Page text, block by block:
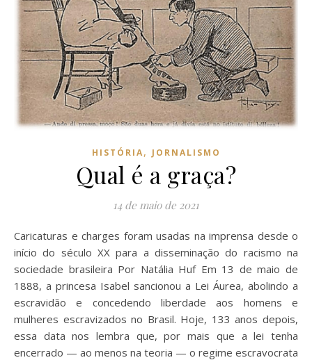
HISTÓRIA, JORNALISMO
Qual é a graça?
14 de maio de 2021
Caricaturas e charges foram usadas na imprensa desde o
início do século XX para a disseminação do racismo na
sociedade brasileira Por Natália Huf Em 13 de maio de
1888, a princesa Isabel sancionou a Lei Áurea, abolindo a
escravidão e concedendo liberdade aos homens e
mulheres escravizados no Brasil. Hoje, 133 anos depois,
essa data nos lembra que, por mais que a lei tenha
encerrado — ao menos na teoria — o regime escravocrata